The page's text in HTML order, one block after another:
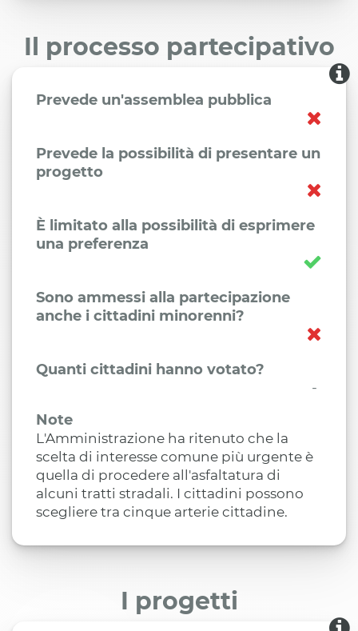
Il processo partecipativo
Prevede un'assemblea pubblica
Prevede la possibilità di presentare un
progetto
È limitato alla possibilità di esprimere
una preferenza
Sono ammessi alla partecipazione
anche i cittadini minorenni?
Quanti cittadini hanno votato?
-
Note
L'Amministrazione ha ritenuto che la
scelta di interesse comune più urgente è
quella di procedere all'asfaltatura di
alcuni tratti stradali. I cittadini possono
scegliere tra cinque arterie cittadine.
I progetti